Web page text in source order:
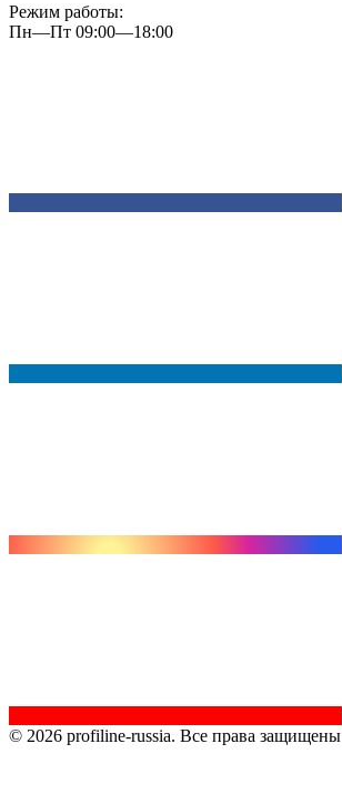
Режим работы:
Пн—Пт 09:00—18:00
© 2026 profiline-russia. Все права защищены